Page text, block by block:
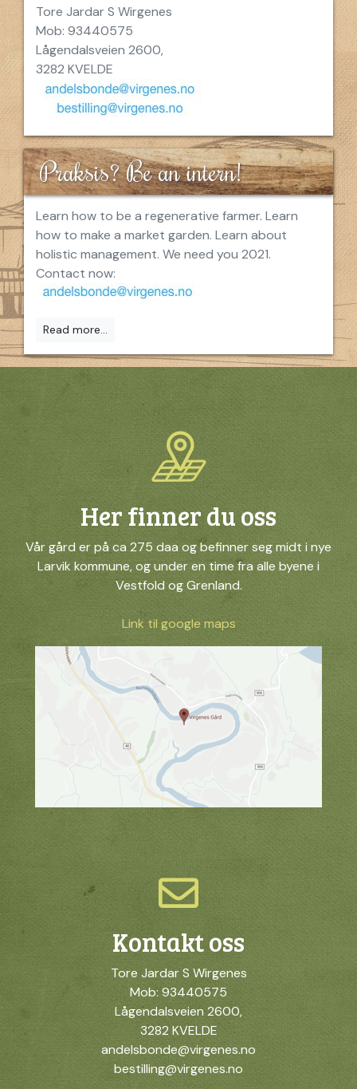
Tore Jardar S Wirgenes
Mob: 93440575
Lågendalsveien 2600,
3282 KVELDE
Praksis? Be an intern!
Learn how to be a regenerative farmer. Learn
how to make a market garden. Learn about
holistic management. We need you 2021.
Contact now:
Read more...
Her finner du oss
Vår gård er på ca 275 daa og befinner seg midt i nye
Larvik kommune, og under en time fra alle byene i
Vestfold og Grenland.
Link til google maps
Kontakt oss
Tore Jardar S Wirgenes
Mob: 93440575
Lågendalsveien 2600,
3282 KVELDE
andelsbonde@virgenes.no
bestilling@virgenes.no